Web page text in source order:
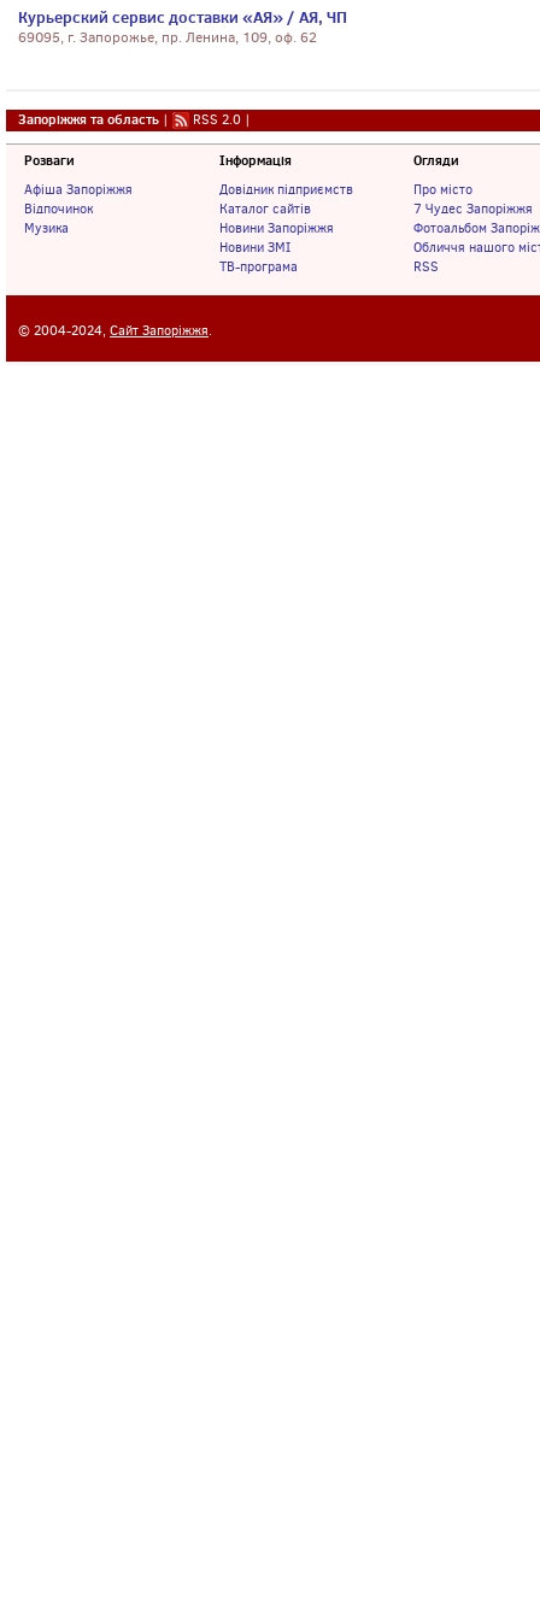
Курьерский сервис доставки «АЯ» / АЯ, ЧП
69095, г. Запорожье, пр. Ленина, 109, оф. 62
Запоріжжя та область | RSS 2.0 |
Розваги
Афіша Запоріжжя
Відпочинок
Музика
Інформація
Довідник підприємств
Каталог сайтів
Новини Запоріжжя
Новини ЗМІ
ТВ-програма
Огляди
Про місто
7 Чудес Запоріжжя
Фотоальбом
Обличчя нашого
RSS
© 2004-2024, Сайт Запоріжжя.